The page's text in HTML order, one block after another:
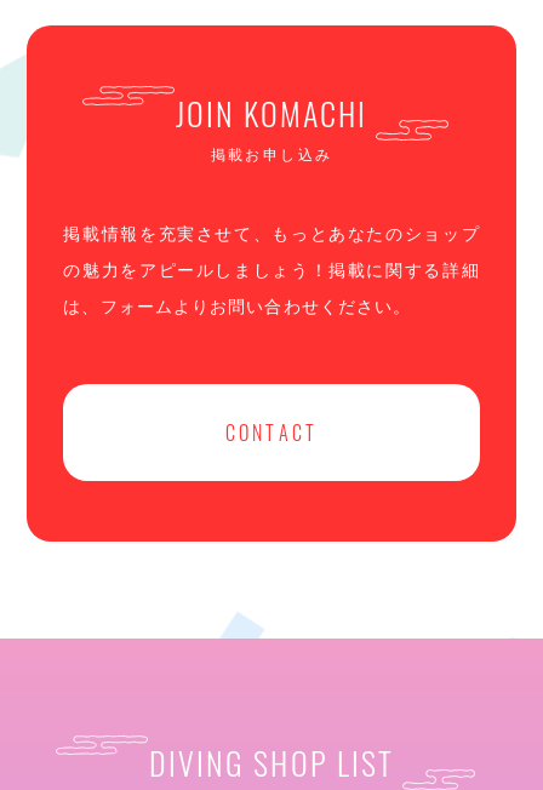
JOIN KOMACHI
掲載お申し込み
掲載情報を充実させて、もっとあなたのショップ
の魅力をアピールしましょう！掲載に関する詳細
は、フォームよりお問い合わせください。
CONTACT
DIVING SHOP LIST